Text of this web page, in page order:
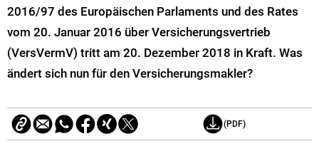
2016/97 des Europäischen Parlaments und des Rates
vom 20. Januar 2016 über Versicherungsvertrieb
(VersVermV) tritt am 20. Dezember 2018 in Kraft. Was
ändert sich nun für den Versicherungsmakler?
(PDF)